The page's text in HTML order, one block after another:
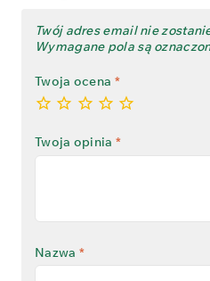
Twój adres email nie
Wymagane pola są
Twoja ocena *
Twoja opinia *
Nazwa *